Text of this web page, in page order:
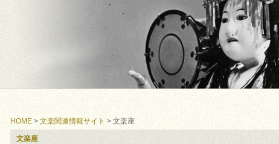
HOME > 文楽関連情報サイト > 文楽座
文楽座